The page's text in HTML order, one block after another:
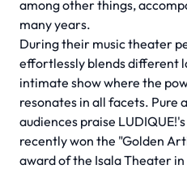
among other things,
many years.
During their music theater
effortlessly blends different
intimate show where the
resonates in all facets. Pure
audiences praise
recently won the "Golden
award of the Isala Theater